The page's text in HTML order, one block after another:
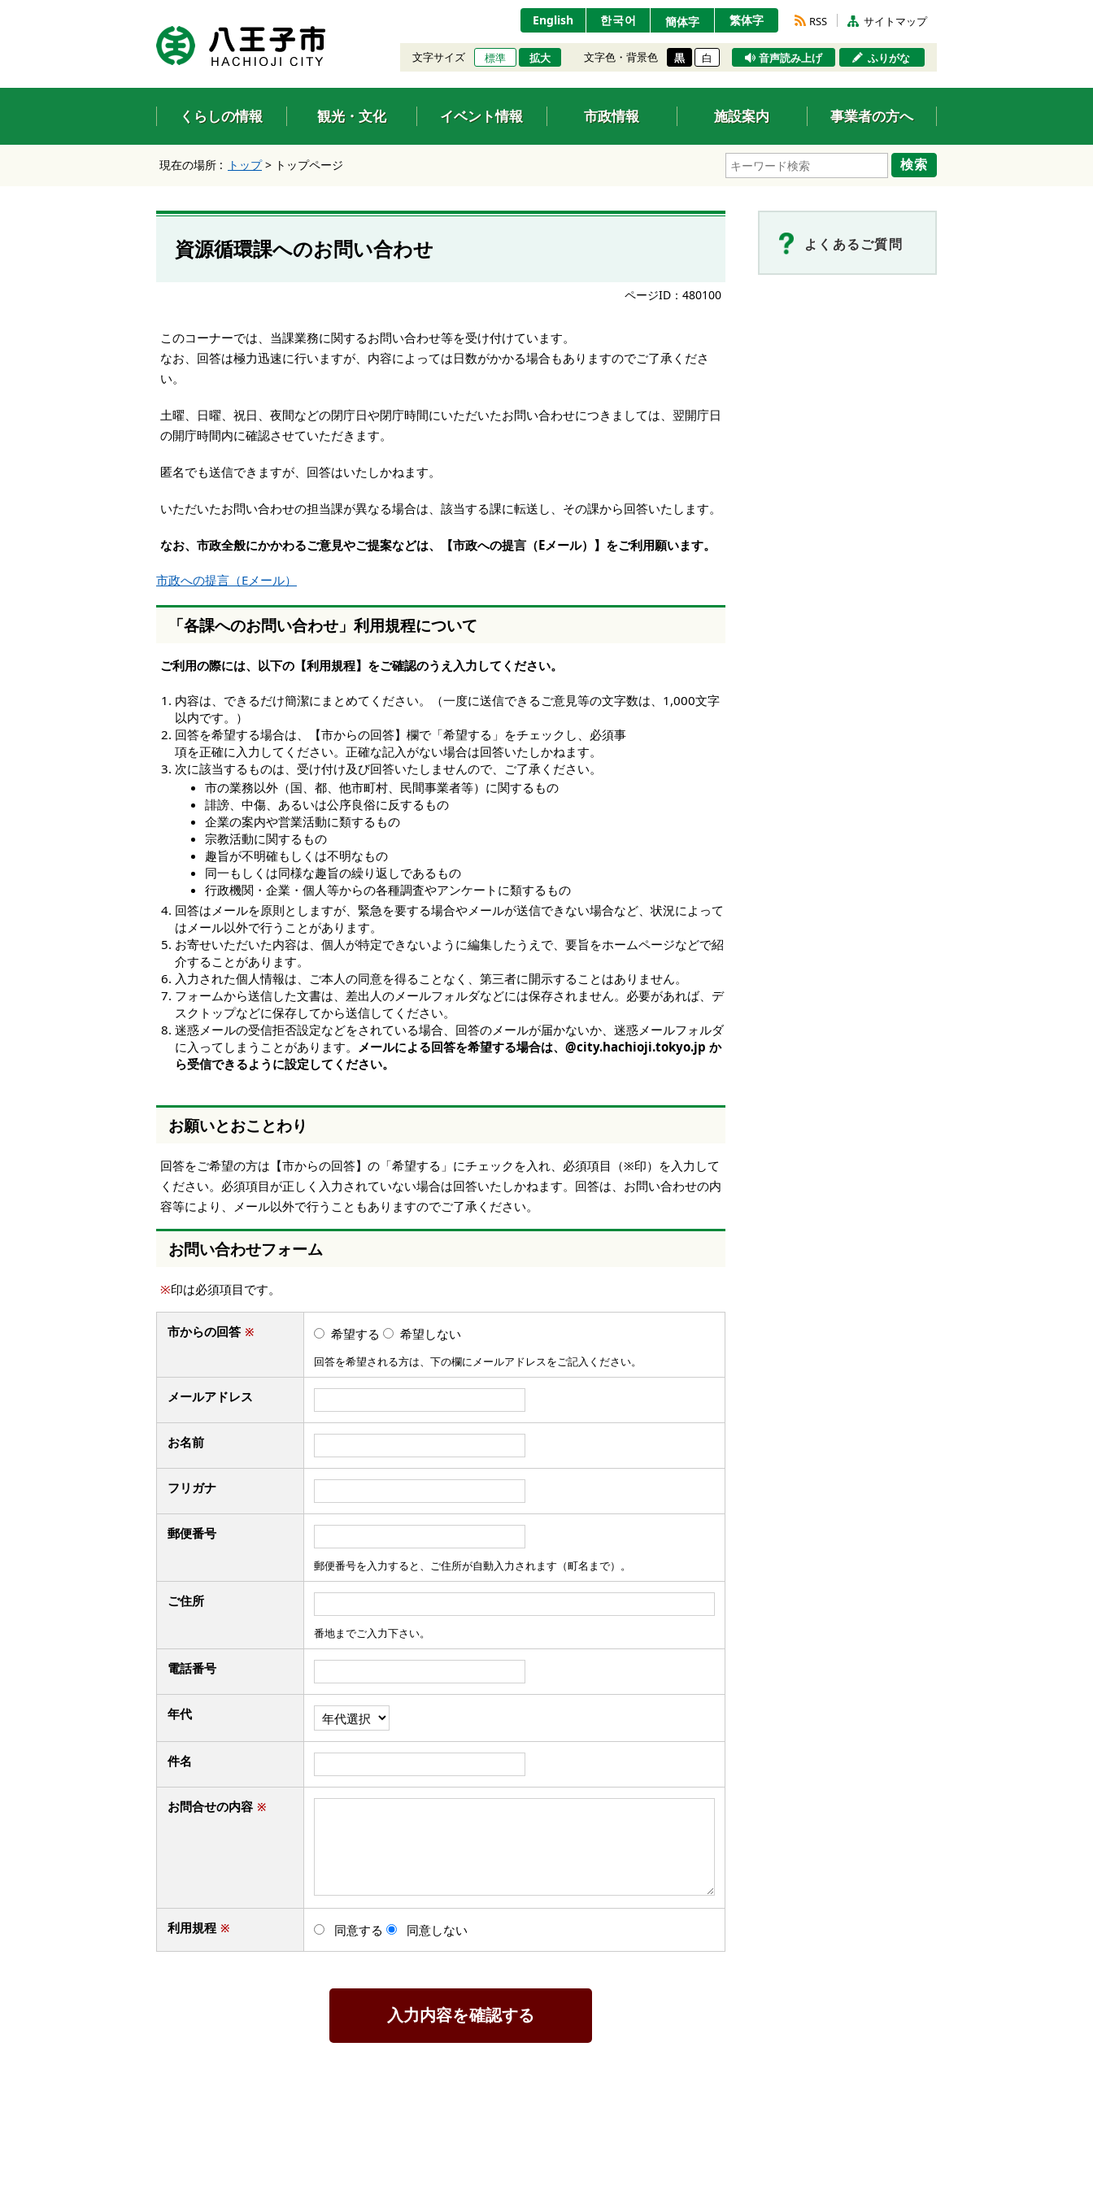
ン
タ
ー
キ
ナ
ビ
シ
し
て
本
へ
移
動
ま
English 한국어 簡体字 繁体字 RSS サイトマップ
文字サイズ 標準 拡大 文字色・背景色 黒 白 音声読み上げ ふりがな
くらしの情報 観光・文化 イベント情報 市政情報 施設案内 事業者の方へ
検索
現在の場所 : トップ> トップページ
資源循環課へのお問い合わせ
ページID：480100
このコーナーでは、当課業務に関するお問い合わせ等を受け付けています。
なお、回答は極力迅速に行いますが、内容によっては日数がかかる場合もありますのでご了承くださ
い。
土曜、日曜、祝日、夜間などの閉庁日や閉庁時間にいただいたお問い合わせにつきましては、翌開庁日
の開庁時間内に確認させていただきます。
匿名でも送信できますが、回答はいたしかねます。
いただいたお問い合わせの担当課が異なる場合は、該当する課に転送し、その課から回答いたします。
なお、市政全般にかかわるご意見やご提案などは、【市政への提言（Eメール）】をご利用願います。
市政への提言（Eメール）
「各課へのお問い合わせ」利用規程について
ご利用の際には、以下の【利用規程】をご確認のうえ入力してください。
内容は、できるだけ簡潔にまとめてください。（一度に送信できるご意見等の文字数は、1,000文字
以内です。）
回答を希望する場合は、【市からの回答】欄で「希望する」をチェックし、必須事
項を正確に入力してください。正確な記入がない場合は回答いたしかねます。
次に該当するものは、受け付け及び回答いたしませんので、ご了承ください。
市の業務以外（国、都、他市町村、民間事業者等）に関するもの
誹謗、中傷、あるいは公序良俗に反するもの
企業の案内や営業活動に類するもの
宗教活動に関するもの
趣旨が不明確もしくは不明なもの
同一もしくは同様な趣旨の繰り返しであるもの
行政機関・企業・個人等からの各種調査やアンケートに類するもの
回答はメールを原則としますが、緊急を要する場合やメールが送信できない場合など、状況によって
はメール以外で行うことがあります。
お寄せいただいた内容は、個人が特定できないように編集したうえで、要旨をホームページなどで紹
介することがあります。
入力された個人情報は、ご本人の同意を得ることなく、第三者に開示することはありません。
フォームから送信した文書は、差出人のメールフォルダなどには保存されません。必要があれば、デ
スクトップなどに保存してから送信してください。
迷惑メールの受信拒否設定などをされている場合、回答のメールが届かないか、迷惑メールフォルダ
に入ってしまうことがあります。 メールによる回答を希望する場合は、@city.hachioji.tokyo.jp か
ら受信できるように設定してください。
お願いとおことわり
回答をご希望の方は【市からの回答】の「希望する」にチェックを入れ、必須項目（※印）を入力して
ください。必須項目が正しく入力されていない場合は回答いたしかねます。回答は、お問い合わせの内
容等により、メール以外で行うこともありますのでご了承ください。
お問い合わせフォーム
※印は必須項目です。
市からの回答 ※ 希望する 希望しない
回答を希望される方は、下の欄にメールアドレスをご記入ください。
メールアドレス
お名前
フリガナ
郵便番号
郵便番号を入力すると、ご住所が自動入力されます（町名まで）。
ご住所
番地までご入力下さい。
電話番号
年代
件名
お問合せの内容 ※
利用規程 ※ 同意する 同意しない
入力内容を確認する
よくあるご質問